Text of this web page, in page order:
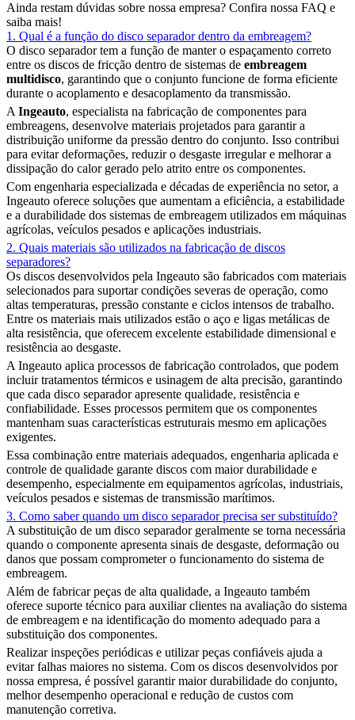
Ainda restam dúvidas sobre nossa empresa? Confira nossa FAQ e
saiba mais!
1. Qual é a função do disco separador dentro da embreagem?
O disco separador tem a função de manter o espaçamento correto
entre os discos de fricção dentro de sistemas de embreagem
multidisco, garantindo que o conjunto funcione de forma eficiente
durante o acoplamento e desacoplamento da transmissão.
AIngeauto, especialista na fabricação de componentes para
embreagens, desenvolve materiais projetados para garantir a
distribuição uniforme da pressão dentro do conjunto. Isso contribui
para evitar deformações, reduzir o desgaste irregular e melhorar a
dissipação do calor gerado pelo atrito entre os componentes.
Com engenharia especializada e décadas de experiência no setor, a
Ingeauto oferece soluções que aumentam a eficiência, a estabilidade
e a durabilidade dos sistemas de embreagem utilizados em máquinas
agrícolas, veículos pesados e aplicações industriais.
2. Quais materiais são utilizados na fabricação de discos
separadores?
Os discos desenvolvidos pela Ingeauto são fabricados com materiais
selecionados para suportar condições severas de operação, como
altas temperaturas, pressão constante e ciclos intensos de trabalho.
Entre os materiais mais utilizados estão o aço e ligas metálicas de
alta resistência, que oferecem excelente estabilidade dimensional e
resistência ao desgaste.
A Ingeauto aplica processos de fabricação controlados, que podem
incluir tratamentos térmicos e usinagem de alta precisão, garantindo
que cada disco separador apresente qualidade, resistência e
confiabilidade. Esses processos permitem que os componentes
mantenham suas características estruturais mesmo em aplicações
exigentes.
Essa combinação entre materiais adequados, engenharia aplicada e
controle de qualidade garante discos com maior durabilidade e
desempenho, especialmente em equipamentos agrícolas, industriais,
veículos pesados e sistemas de transmissão marítimos.
3. Como saber quando um disco separador precisa ser substituído?
A substituição de um disco separador geralmente se torna necessária
quando o componente apresenta sinais de desgaste, deformação ou
danos que possam comprometer o funcionamento do sistema de
embreagem.
Além de fabricar peças de alta qualidade, a Ingeauto também
oferece suporte técnico para auxiliar clientes na avaliação do sistema
de embreagem e na identificação do momento adequado para a
substituição dos componentes.
Realizar inspeções periódicas e utilizar peças confiáveis ajuda a
evitar falhas maiores no sistema. Com os discos desenvolvidos por
nossa empresa, é possível garantir maior durabilidade do conjunto,
melhor desempenho operacional e redução de custos com
manutenção corretiva.